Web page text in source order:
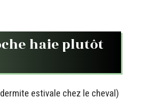
haie plutôt
estivale chez le cheval)